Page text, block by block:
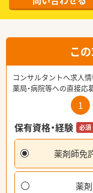
こ
コンサルタントへ求人
薬局・病院等への直接応
1
保有資格・経験
必須
薬剤師免
薬